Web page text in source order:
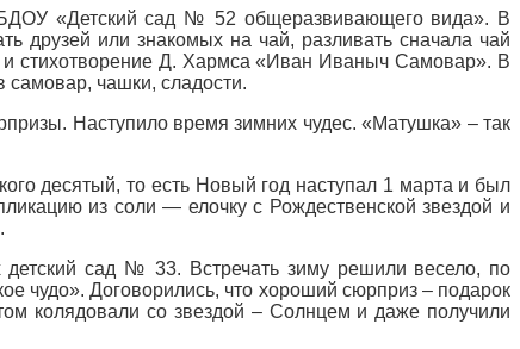
«Детский сад № 52 общеразвивающего вида». В
друзей или знакомых на чай, разливать сначала чай
и стихотворение Д. Хармса «Иван Иваныч Самовар». В
самовар, чашки, сладости.
Наступило время зимних чудес. «Матушка» – так
десятый, то есть Новый год наступал 1 марта и был
из соли — елочку с Рождественской звездой и
сад № 33. Встречать зиму решили весело, по
чудо». Договорились, что хороший сюрприз – подарок
колядовали со звездой – Солнцем и даже получили